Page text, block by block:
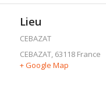
Lieu
CEBAZAT
CEBAZAT, 63118 France
+ Google Map